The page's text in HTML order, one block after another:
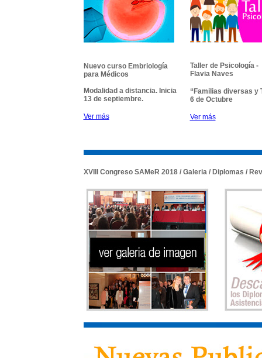
Nuevo curso Embriología
para Médicos
Modalidad a distancia. Inicia
13 de septiembre.
Ver más
Taller de Psicología -
Flavia Naves
“Familias diversas y
6 de Octubre
Ver más
XVIII Congreso SAMeR 2018 / Galeria / Diplomas /